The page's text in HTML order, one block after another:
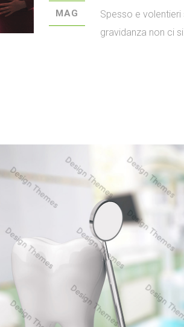
MAG
Spesso e volentieri
gravidanza non ci